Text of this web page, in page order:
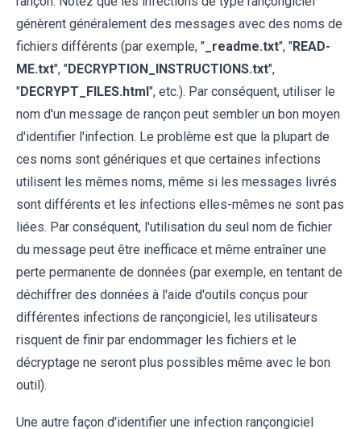
génèrent généralement des messages avec des noms de
fichiers différents (par exemple, " _readme.txt", "READ-
ME.txt", "DECRYPTION_INSTRUCTIONS.txt",
"DECRYPT_FILES.html", etc.). Par conséquent, utiliser le
nom d'un message de rançon peut sembler un bon moyen
d'identifier l'infection. Le problème est que la plupart de
ces noms sont génériques et que certaines infections
utilisent les mêmes noms, même si les messages livrés
sont différents et les infections elles-mêmes ne sont pas
liées. Par conséquent, l'utilisation du seul nom de fichier
du message peut être inefficace et même entraîner une
perte permanente de données (par exemple, en tentant de
déchiffrer des données à l'aide d'outils conçus pour
différentes infections de rançongiciel, les utilisateurs
risquent de finir par endommager les fichiers et le
décryptage ne seront plus possibles même avec le bon
outil).
Une autre façon d'identifier une infection rançongiciel